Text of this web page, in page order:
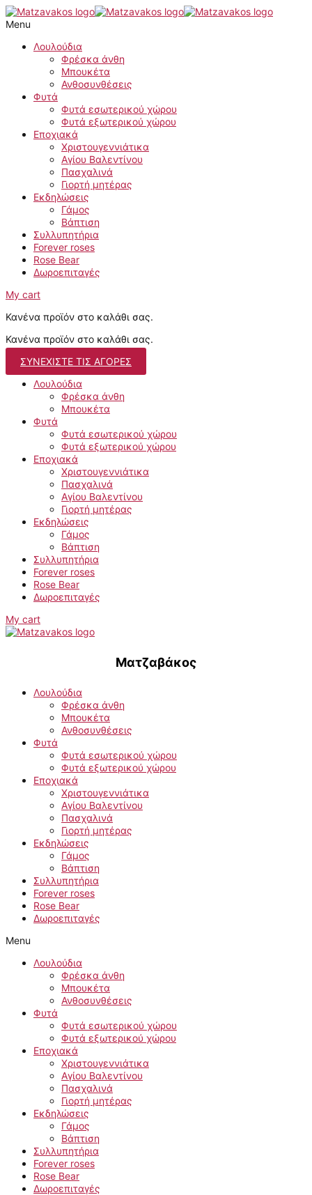
Μετάβαση
στο
περιεχόμενο
Menu
Λουλούδια
Φρέσκα άνθη
Μπουκέτα
Ανθοσυνθέσεις
Φυτά
Φυτά εσωτερικού χώρου
Φυτά εξωτερικού χώρου
Εποχιακά
Χριστουγεννιάτικα
Αγίου Βαλεντίνου
Πασχαλινά
Γιορτή μητέρας
Εκδηλώσεις
Γάμος
Βάπτιση
Συλλυπητήρια
Forever roses
Rose Bear
Δωροεπιταγές
My cart
Κανένα προϊόν στο καλάθι σας.
Κανένα προϊόν στο καλάθι σας.
ΣΥΝΕΧΊΣΤΕ ΤΙΣ ΑΓΟΡΈΣ
Λουλούδια
Φρέσκα άνθη
Μπουκέτα
Φυτά
Φυτά εσωτερικού χώρου
Φυτά εξωτερικού χώρου
Εποχιακά
Χριστουγεννιάτικα
Πασχαλινά
Αγίου Βαλεντίνου
Γιορτή μητέρας
Εκδηλώσεις
Γάμος
Βάπτιση
Συλλυπητήρια
Forever roses
Rose Bear
Δωροεπιταγές
My cart
Ματζαβάκος
Λουλούδια
Φρέσκα άνθη
Μπουκέτα
Ανθοσυνθέσεις
Φυτά
Φυτά εσωτερικού χώρου
Φυτά εξωτερικού χώρου
Εποχιακά
Χριστουγεννιάτικα
Αγίου Βαλεντίνου
Πασχαλινά
Γιορτή μητέρας
Εκδηλώσεις
Γάμος
Βάπτιση
Συλλυπητήρια
Forever roses
Rose Bear
Δωροεπιταγές
Menu
Λουλούδια
Φρέσκα άνθη
Μπουκέτα
Ανθοσυνθέσεις
Φυτά
Φυτά εσωτερικού χώρου
Φυτά εξωτερικού χώρου
Εποχιακά
Χριστουγεννιάτικα
Αγίου Βαλεντίνου
Πασχαλινά
Γιορτή μητέρας
Εκδηλώσεις
Γάμος
Βάπτιση
Συλλυπητήρια
Forever roses
Rose Bear
Δωροεπιταγές